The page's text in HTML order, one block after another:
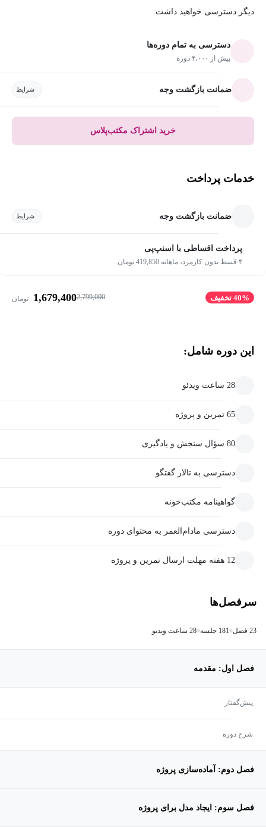
دیگر دسترسی خواهید داشت.
دسترسی به تمام دوره‌ها
بیش از ۴،۰۰۰ دوره
ضمانت بازگشت وجه شرایط
خرید اشتراک مکتب‌پلاس
خدمات پرداخت
ضمانت بازگشت وجه شرایط
پرداخت اقساطی با اسنپ‌پی
۴ قسط بدون کارمزد، ماهانه 419,850 تومان
40% تخفیف 2,799,000
1,679,400 تومان
این دوره شامل:
28 ساعت ویدئو
65 تمرین و پروژه
80 سؤال سنجش و یادگیری
دسترسی به تالار گفتگو
گواهینامه مکتب‌خونه
دسترسی مادام‌العمر به محتوای دوره
12 هفته مهلت ارسال تمرین و پروژه
سرفصل‌ها
23 فصل 181 جلسه 28 ساعت ویدیو
فصل اول: مقدمه
پیش‌گفتار
شرح دوره
فصل دوم: آماده‌سازی پروژه
فصل سوم: ایجاد مدل برای پروژه